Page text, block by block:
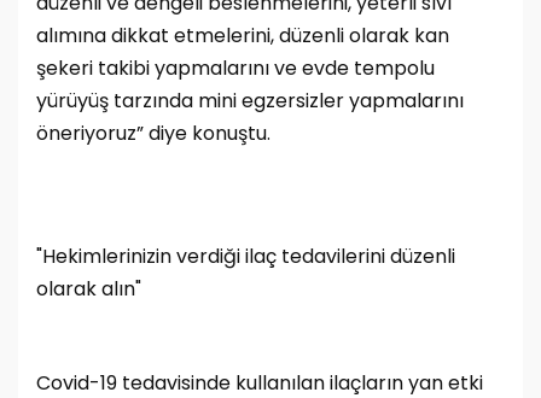
alımına dikkat etmelerini, düzenli olarak kan
şekeri takibi yapmalarını ve evde tempolu
yürüyüş tarzında mini egzersizler yapmalarını
öneriyoruz” diye konuştu.
"Hekimlerinizin verdiği ilaç tedavilerini düzenli
olarak alın"
Covid-19 tedavisinde kullanılan ilaçların yan etki